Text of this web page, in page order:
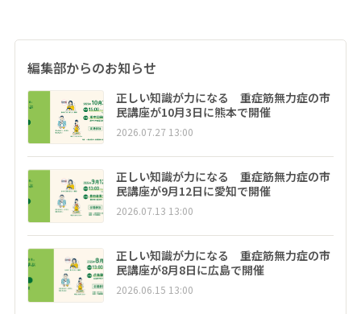
編集部からのお知らせ
正しい知識が力になる 重症筋無力症の市
民講座が10月3日に熊本で開催
2026.07.27 13:00
正しい知識が力になる 重症筋無力症の市
民講座が9月12日に愛知で開催
2026.07.13 13:00
正しい知識が力になる 重症筋無力症の市
民講座が8月8日に広島で開催
2026.06.15 13:00